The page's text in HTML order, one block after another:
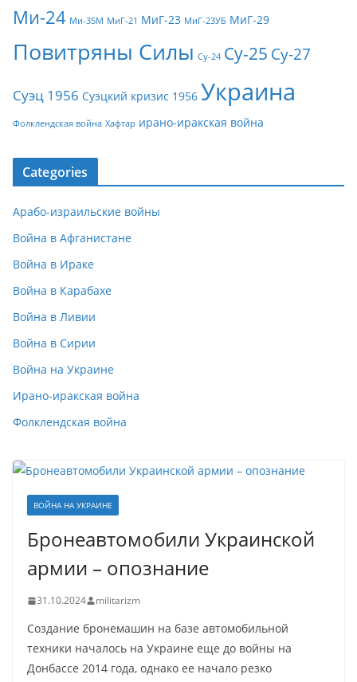
Ми-24 Ми-35М МиГ-21 МиГ-23 МиГ-23УБ МиГ-29
Повитряны Силы Су-24 Су-25 Су-27
Суэц 1956 Суэцкий кризис 1956 Украина
Фолклендская война Хафтар ирано-иракская война
Categories
Арабо-израильские войны
Война в Афганистане
Война в Ираке
Война в Карабахе
Война в Ливии
Война в Сирии
Война на Украине
Ирано-иракская война
Фолклендская война
ВОЙНА НА УКРАИНЕ
Бронеавтомобили Украинской
армии – опознание
31.10.2024 militarizm
Создание бронемашин на базе автомобильной
техники началось на Украине еще до войны на
Донбассе 2014 года, однако ее начало резко